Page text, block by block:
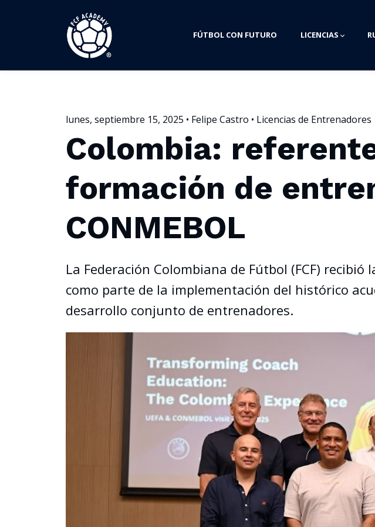
FÚTBOL CON FUTURO LICENCIAS
lunes, septiembre 15, 2025 • Felipe Castro • Licencias de Entrenadores
Colombia:
formación de
CONMEBOL
La Federación Colombiana de Fútbol (FCF) recibió
como parte de la implementación del histórico
desarrollo conjunto de entrenadores.